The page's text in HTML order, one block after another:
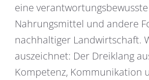
eine verantwortungsbewusste
Nahrungsmittel und andere
nachhaltiger Landwirtschaft.
auszeichnet: Der Dreiklang
Kompetenz, Kommunikation